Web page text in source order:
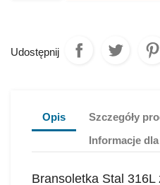
Udostępnij
Opis Szczegóły
Informacje
Bransoletka Stal 316L